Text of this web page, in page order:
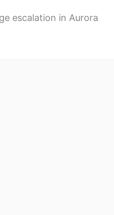
escalation in Aurora